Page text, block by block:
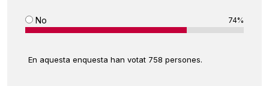
No 74%
En aquesta enquesta han votat 758 persones.